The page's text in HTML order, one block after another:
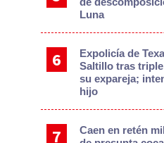
Luna
Expolicía de
Saltillo tras
su expareja;
hijo
Caen en retén